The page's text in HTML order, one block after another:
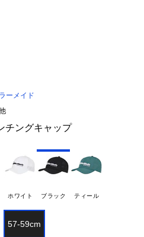
ーメイド
チングキャップ
ホワイト ブラック ティール
57-59cm